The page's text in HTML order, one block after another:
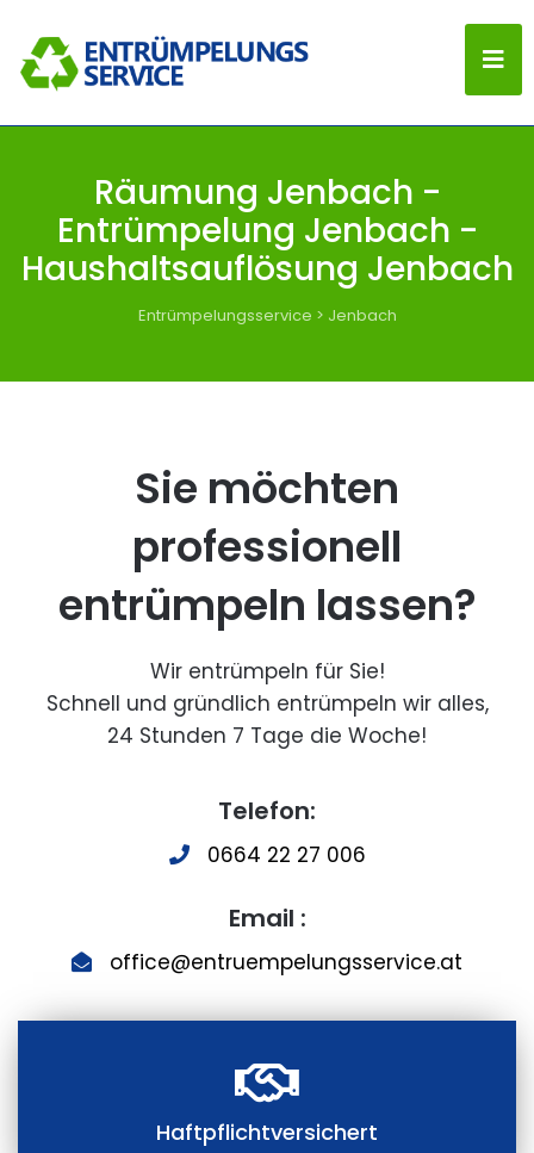
Räumung Jenbach -
Entrümpelung Jenbach -
Haushaltsauflösung Jenbach
Entrümpelungsservice > Jenbach
Sie möchten
professionell
entrümpeln lassen?
Wir entrümpeln für Sie!
Schnell und gründlich entrümpeln wir alles,
24 Stunden 7 Tage die Woche!
Telefon:
0664 22 27 006
Email :
office@entruempelungsservice.at
Haftpflichtversichert